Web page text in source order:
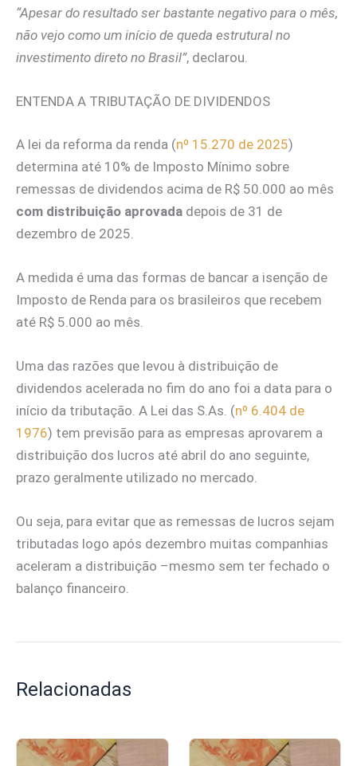
“Apesar do resultado ser bastante negativo para o mês,
não vejo como um início de queda estrutural no
investimento direto no Brasil”, declarou.
ENTENDA A TRIBUTAÇÃO DE DIVIDENDOS
A lei da reforma da renda (nº 15.270 de 2025)
determina até 10% de Imposto Mínimo sobre
remessas de dividendos acima de R$ 50.000 ao mês
com distribuição aprovada depois de 31 de
dezembro de 2025.
A medida é uma das formas de bancar a isenção de
Imposto de Renda para os brasileiros que recebem
até R$ 5.000 ao mês.
Uma das razões que levou à distribuição de
dividendos acelerada no fim do ano foi a data para o
início da tributação. A Lei das S.As. (nº 6.404 de
1976) tem previsão para as empresas aprovarem a
distribuição dos lucros até abril do ano seguinte,
prazo geralmente utilizado no mercado.
Ou seja, para evitar que as remessas de lucros sejam
tributadas logo após dezembro muitas companhias
aceleram a distribuição –mesmo sem ter fechado o
balanço financeiro.
Relacionadas